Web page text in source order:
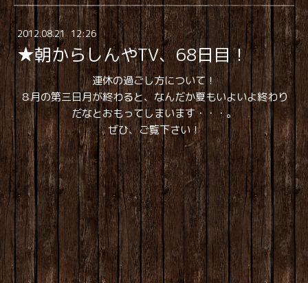
2012.08.21 12:26
★朝からしんやTV、68日目！
連休の過ごし方について！
８月の第三日月が終わると、なんだか夏もいよいよ終わり
だなとおもってしまいます・・・。
ぜひ、ご覧下さい！